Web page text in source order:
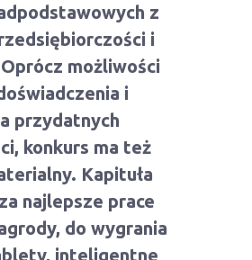
z
i
możliwości
i
przydatnych
konkurs ma też
Kapituła
najlepsze prace
do wygrania
inteligentne